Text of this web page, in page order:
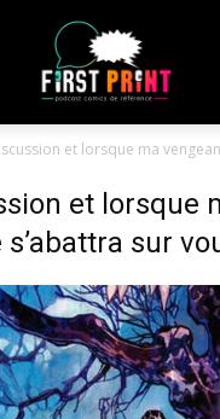
et lorsque ma
et lorsque
sur